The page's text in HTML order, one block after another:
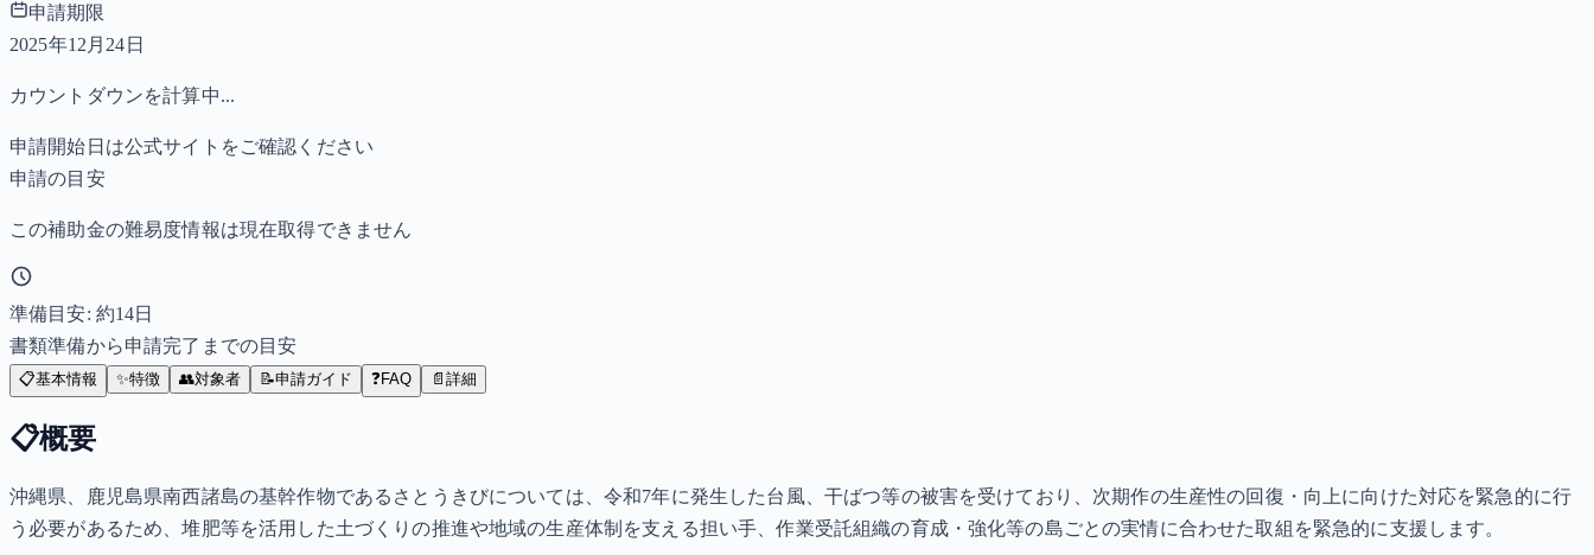
申請期限
2025年12月24日
カウントダウンを計算中...
申請開始日は公式サイトをご確認ください
申請の目安
この補助金の難易度情報は現在取得できません
準備目安: 約14日
書類準備から申請完了までの目安
📋基本情報 ✨特徴 👥対象者 📝申請ガイド ❓FAQ 📄 詳細
📋概要
沖縄県、鹿児島県南西諸島の基幹作物であるさとうきびについては、令和7年に発生した台風、干ばつ等の被害を受けており、次期作の生産性の回復・向上に向けた対応を緊急的に行
う必要があるため、堆肥等を活用した土づくりの推進や地域の生産体制を支える担い手、作業受託組織の育成・強化等の島ごとの実情に合わせた取組を緊急的に支援します。